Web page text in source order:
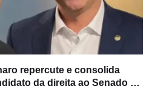
repercute e consolida
da direita ao Senado no